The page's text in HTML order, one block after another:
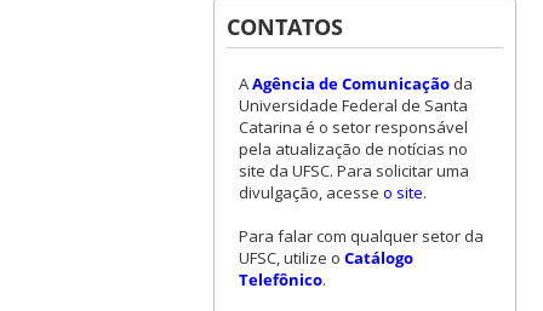
CONTATOS
AAgência de Comunicaçãoda
Universidade Federal de Santa
Catarina é o setor responsável
pela atualização de notícias no
site da UFSC. Para solicitar uma
divulgação, acesse o site.
Para falar com qualquer setor da
UFSC, utilize o Catálogo
Telefônico.